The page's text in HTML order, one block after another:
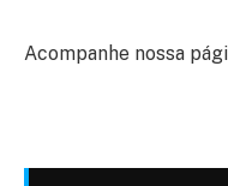
Acompanhe nossa